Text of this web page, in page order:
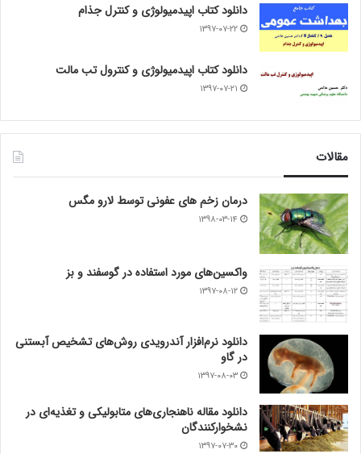
دانلود کتاب اپیدمیولوژی و کنترل جذام
۱۳۹۷-۰۷-۲۲
دانلود کتاب اپیدمیولوژی و کنترول تب مالت
۱۳۹۷-۰۷-۲۱
مقالات
درمان زخم های عفونی توسط لارو مگس
۱۳۹۸-۰۳-۱۴
واکسین‌های مورد استفاده در گوسفند و بز
۱۳۹۷-۰۸-۱۲
دانلود نرم‌افزار آندرویدی روش‌های تشخیص آبستنی
در گاو
۱۳۹۷-۰۸-۰۳
دانلود مقاله ناهنجاری‌های متابولیکی و تغذیه‌ای در
نشخوارکنندگان
۱۳۹۷-۰۷-۳۰